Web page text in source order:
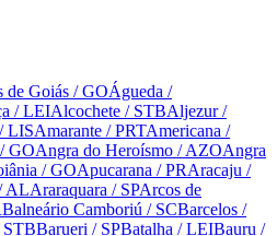
de Goiás / GOÁgueda /
/ LEIAlcochete / STBAljezur/
/ LISAmarante / PRTAmericana /
/ GOAngra do Heroísmo / AZOAngra
/ GOApucarana / PRAracaju /
ALAraraquara / SPArcos de
Balneário Camboriú / SCBarcelos /
STBBarueri / SPBatalha / LEIBauru /